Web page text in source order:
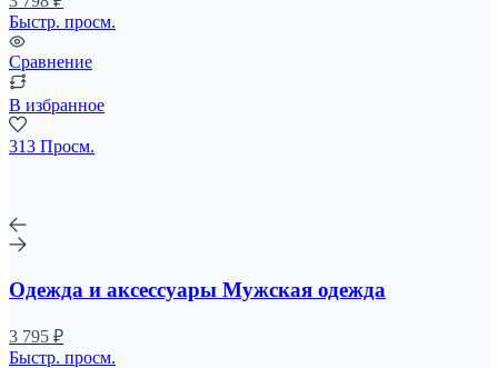
Быстр. просм.
Сравнение
В избранное
313 Просм.
Одежда и аксессуары Мужская одежда
3 795 ₽
Быстр. просм.